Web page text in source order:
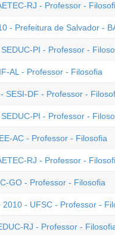
RJ - Professor -
- Prefeitura de Salvador -
PI - Professor -
AL - Professor - Filosofia
SESI-DF - Professor -
PI - Professor -
AC - Professor - Filosofia
RJ - Professor -
GO - Professor - Filosofia
2010 - UFSC - Professor -
RJ - Professor -